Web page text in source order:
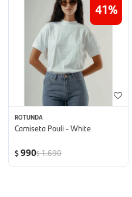
41
ROTUNDA
Camiseta Pouli - White
$990$1.690